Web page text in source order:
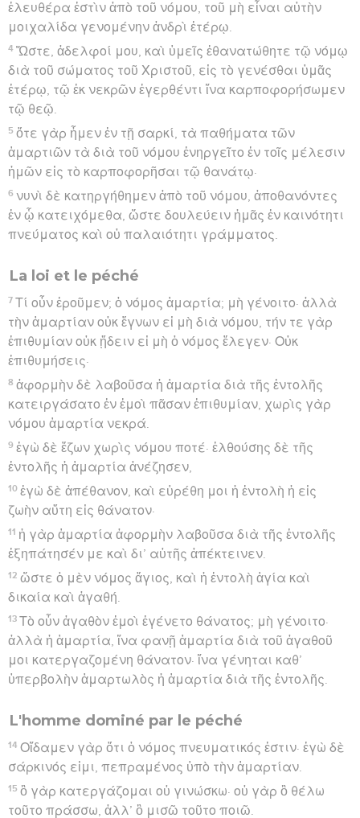
ἐλευθέρα ἐστὶν ἀπὸ τοῦ νόμου, τοῦ μὴ εἶναι αὐτὴν
μοιχαλίδα γενομένην ἀνδρὶ ἑτέρῳ.
4 Ὥστε, ἀδελφοί μου, καὶ ὑμεῖς ἐθανατώθητε τῷ νόμῳ
διὰ τοῦ σώματος τοῦ Χριστοῦ, εἰς τὸ γενέσθαι ὑμᾶς
ἑτέρῳ, τῷ ἐκ νεκρῶν ἐγερθέντι ἵνα καρποφορήσωμεν
τῷ θεῷ.
5 ὅτε γὰρ ἦμεν ἐν τῇ σαρκί, τὰ παθήματα τῶν
ἁμαρτιῶν τὰ διὰ τοῦ νόμου ἐνηργεῖτο ἐν τοῖς μέλεσιν
ἡμῶν εἰς τὸ καρποφορῆσαι τῷ θανάτῳ·
6 νυνὶ δὲ κατηργήθημεν ἀπὸ τοῦ νόμου, ἀποθανόντες
ἐν ᾧ κατειχόμεθα, ὥστε δουλεύειν ἡμᾶς ἐν καινότητι
πνεύματος καὶ οὐ παλαιότητι γράμματος.
La loi et le péché
7 Τί οὖν ἐροῦμεν; ὁ νόμος ἁμαρτία; μὴ γένοιτο· ἀλλὰ
τὴν ἁμαρτίαν οὐκ ἔγνων εἰ μὴ διὰ νόμου, τήν τε γὰρ
ἐπιθυμίαν οὐκ ᾔδειν εἰ μὴ ὁ νόμος ἔλεγεν· Οὐκ
ἐπιθυμήσεις·
8 ἀφορμὴν δὲ λαβοῦσα ἡ ἁμαρτία διὰ τῆς ἐντολῆς
κατειργάσατο ἐν ἐμοὶ πᾶσαν ἐπιθυμίαν, χωρὶς γὰρ
νόμου ἁμαρτία νεκρά.
9 ἐγὼ δὲ ἔζων χωρὶς νόμου ποτέ· ἐλθούσης δὲ τῆς
ἐντολῆς ἡ ἁμαρτία ἀνέζησεν,
10 ἐγὼ δὲ ἀπέθανον, καὶ εὑρέθη μοι ἡ ἐντολὴ ἡ εἰς
ζωὴν αὕτη εἰς θάνατον·
11 ἡ γὰρ ἁμαρτία ἀφορμὴν λαβοῦσα διὰ τῆς ἐντολῆς
ἐξηπάτησέν με καὶ δι’ αὐτῆς ἀπέκτεινεν.
12 ὥστε ὁ μὲν νόμος ἅγιος, καὶ ἡ ἐντολὴ ἁγία καὶ
δικαία καὶ ἀγαθή.
13 Τὸ οὖν ἀγαθὸν ἐμοὶ ἐγένετο θάνατος; μὴ γένοιτο·
ἀλλὰ ἡ ἁμαρτία, ἵνα φανῇ ἁμαρτία διὰ τοῦ ἀγαθοῦ
μοι κατεργαζομένη θάνατον· ἵνα γένηται καθ’
ὑπερβολὴν ἁμαρτωλὸς ἡ ἁμαρτία διὰ τῆς ἐντολῆς.
L'homme dominé par le péché
14 Οἴδαμεν γὰρ ὅτι ὁ νόμος πνευματικός ἐστιν· ἐγὼ δὲ
σάρκινός εἰμι, πεπραμένος ὑπὸ τὴν ἁμαρτίαν.
15 ὃ γὰρ κατεργάζομαι οὐ γινώσκω· οὐ γὰρ ὃ θέλω
τοῦτο πράσσω, ἀλλ’ ὃ μισῶ τοῦτο ποιῶ.